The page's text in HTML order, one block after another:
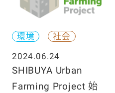
環境
社会
2024.06.24
SHIBUYA Urban
Farming Project 始